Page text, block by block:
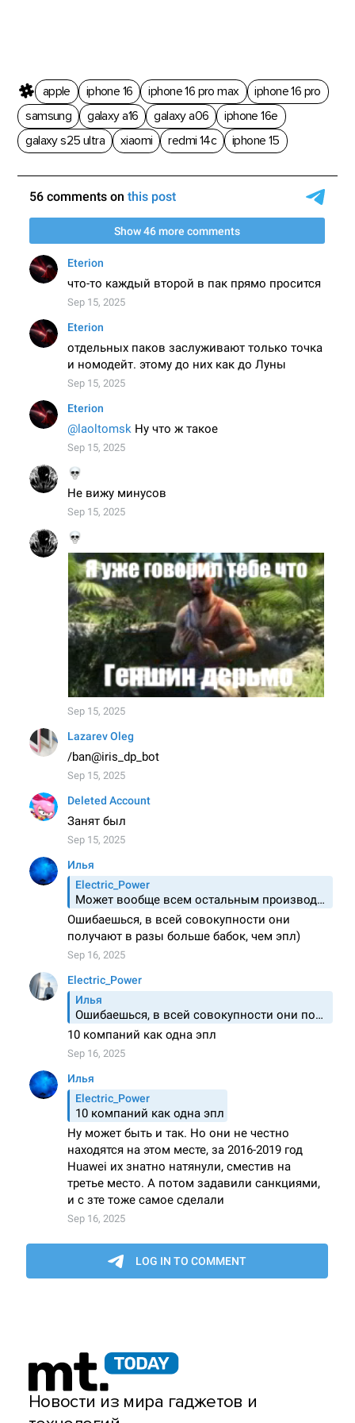
apple iphone 16 iphone 16 pro max
iphone 16 pro
samsung
galaxy a16 galaxy a06
iphone 16e
galaxy s25 ultra
xiaomi redmi 14c iphone 15
Новости из мира гаджетов и